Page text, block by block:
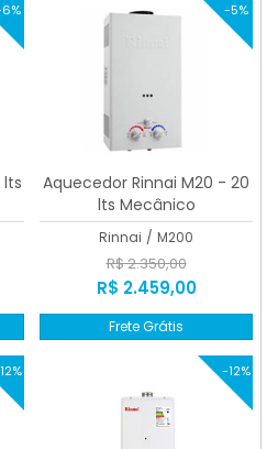
lts
-5%
Aquecedor Rinnai M20 - 20
lts Mecânico
Rinnai / M200
R$ 2.350,00
R$ 2.459,00
Frete Grátis
-12%